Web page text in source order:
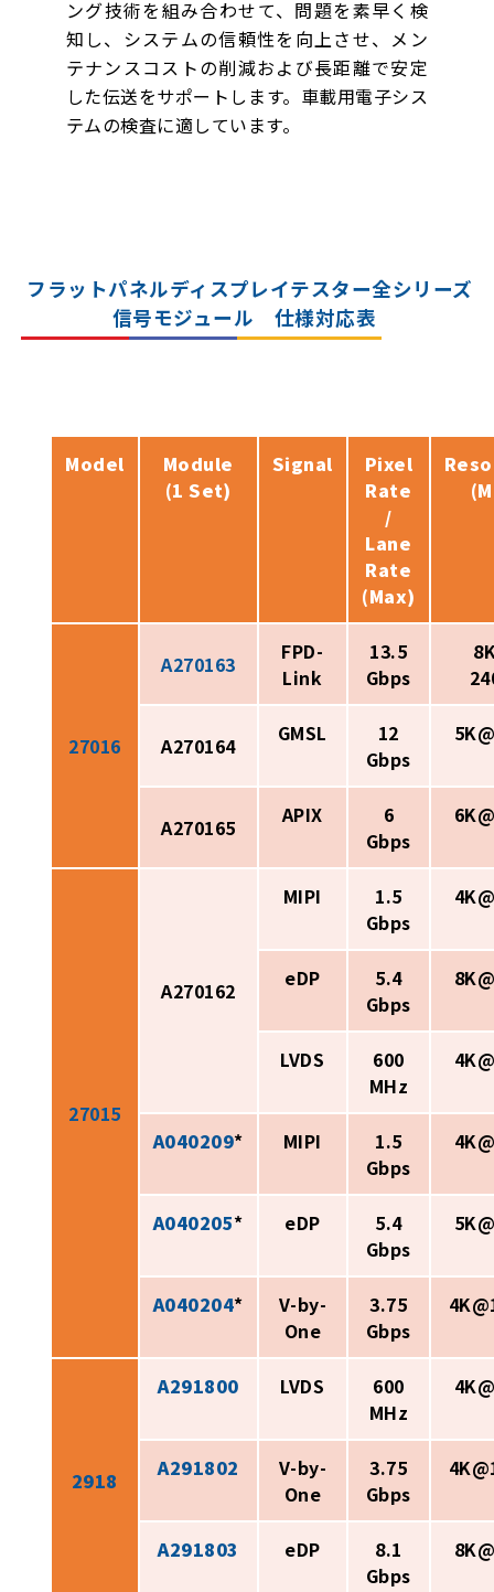
ング技術を組み合わせて、問題を素早く検
知し、システムの信頼性を向上させ、メン
テナンスコストの削減および長距離で安定
した伝送をサポートします。車載用電子シス
テムの検査に適しています。
フラットパネルディスプレイテスター全シリーズ
信号モジュール 仕様対応表
Model
Module
(1 Set)
Signal
Pixel
Rate
/
Lane
Rate
(Max)
27016
A270163
FPD-
Link
13.5
Gbps
A270164 GMSL
12
Gbps
A270165 APIX
6
Gbps
27015
A270162
MIPI
1.5
Gbps
eDP
5.4
Gbps
LVDS
600
MHz
A040209* MIPI
1.5
Gbps
A040205* eDP
5.4
Gbps
A040204*
V-by-
One
3.75
Gbps
2918
A291800 LVDS
600
MHz
A291802
V-by-
One
3.75
Gbps
A291803 eDP
8.1
Gbps